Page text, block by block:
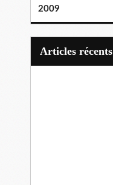
2009
articles récents